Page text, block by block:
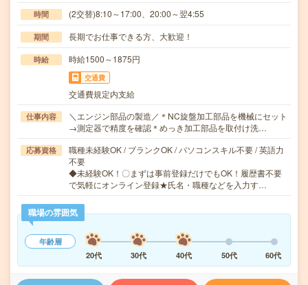
時間 (2交替)8:10～17:00、20:00～翌4:55
期間 長期でお仕事できる方、大歓迎！
時給 時給1500～1875円
交通費
交通費規定内支給
仕事内容
＼エンジン部品の製造／＊NC旋盤加工部品を機械にセット
→測定器で精度を確認＊めっき加工部品を取付け洗…
応募資格
職種未経験OK / ブランクOK / パソコンスキル不要 / 英語力
不要
◆未経験OK！〇まずは事前登録だけでもOK！履歴書不要
で気軽にオンライン登録★氏名・職種などを入力す…
職場の雰囲気
年齢層
20代
30代 40代 50代 60代